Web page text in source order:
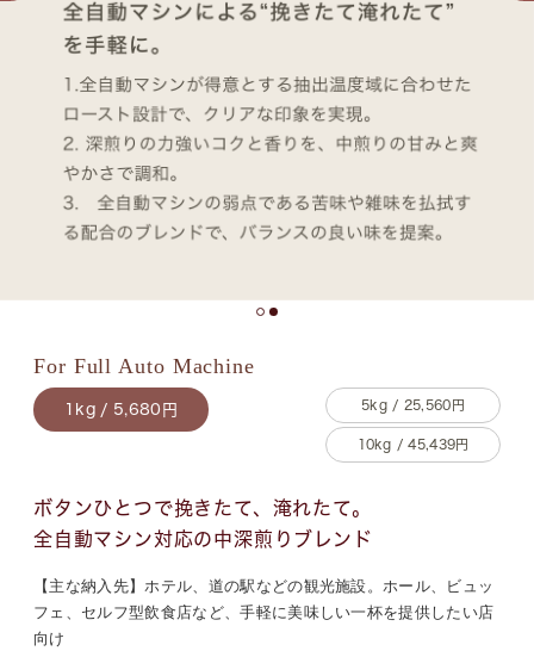
For Full Auto Machine
1kg / 5,680円 5kg / 25,560円
10kg / 45,439円
ボタンひとつで挽きたて、淹れたて。
全自動マシン対応の中深煎りブレンド
【主な納入先】ホテル、道の駅などの観光施設。ホール、ビュッ
フェ、セルフ型飲食店など、手軽に美味しい一杯を提供したい店
向け